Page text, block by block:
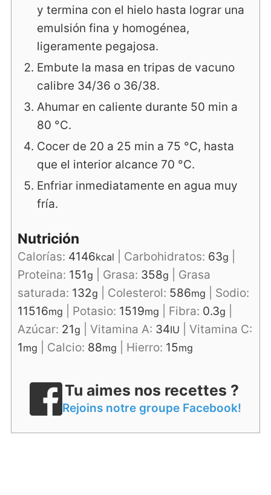
y termina con el hielo hasta lograr una
emulsión fina y homogénea,
ligeramente pegajosa.
Embute la masa en tripas de vacuno
calibre 34/36 o 36/38.
Ahumar en caliente durante 50 min a
80 °C.
Cocer de 20 a 25 min a 75 °C, hasta
que el interior alcance 70 °C.
Enfriar inmediatamente en agua muy
fría.
Nutrición
Calorías: 4146kcal Carbohidratos: 63g
Proteina: 151g Grasa: 358g
Grasa
saturada: 132g Colesterol: 586mg
Sodio:
11516mg Potasio: 1519mg Fibra: 0.3g
Azúcar: 21g Vitamina A: 34IU
Vitamina C:
1mg Calcio: 88mg Hierro: 15mg
Tu aimes nos recettes ?
Rejoins notre groupe Facebook!